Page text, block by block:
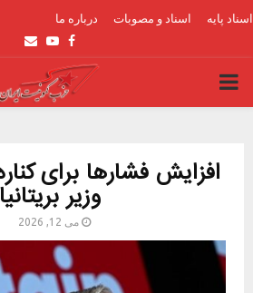
اسناد پایه اسناد و مصوبات درباره ما
Facebook
Youtube
Email
PRIMARY
افزایش فشارها برای
وزیر بریتانیا
می 12, 2026